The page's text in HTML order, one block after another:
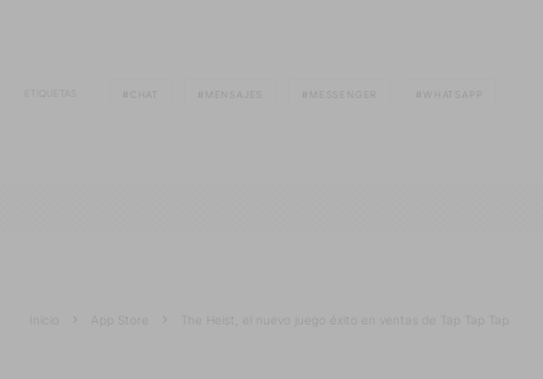
ETIQUETAS MENSAJES MESSENGER
App Store The Heist, el nuevo juego éxito en ventas de Tap Tap Tap